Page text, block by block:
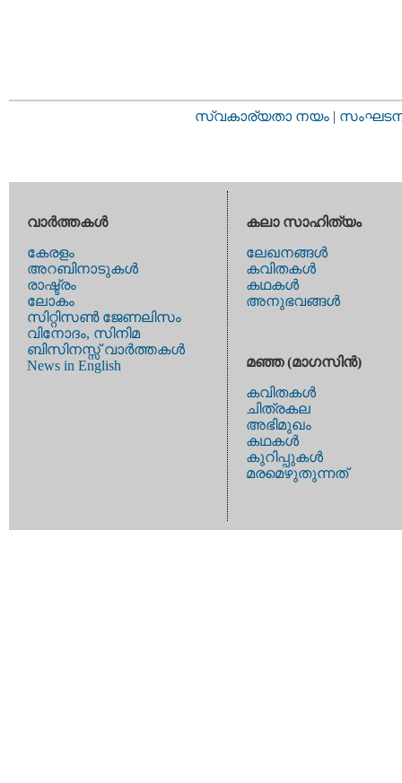
സ്വകാര്യതാ നയം |
വാര്‍ത്തകള്‍
കേരളം
അറബിനാടുകള്‍
രാഷ്ട്രം
ലോകം
സിറ്റിസണ്‍ ജേണലിസം
വിനോദം, സിനിമ
ബിസിനസ്സ് വാര്‍ത്തകള്‍
News in English
കലാ സാഹിത്യം
ലേഖനങ്ങള്‍
കവിതകള്‍
കഥകള്‍
അനുഭവങ്ങള്‍
മഞ്ഞ (മാഗസിന്‍)
കവിതകള്‍
ചിത്രകല
അഭിമുഖം
കഥകള്‍
കുറിപ്പുകള്‍
മരമെഴുതുന്നത്